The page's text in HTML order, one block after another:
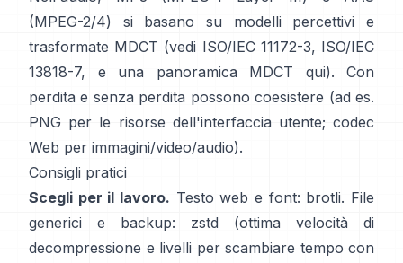
(MPEG-2/4) si basano su modelli percettivi e
trasformate MDCT (vedi ISO/IEC 11172-3, ISO/IEC
13818-7, e una panoramica MDCT qui). Con
perdita e senza perdita possono coesistere (ad es.
PNG per le risorse dell'interfaccia utente; codec
Web per immagini/video/audio).
Consigli pratici
Scegli per il lavoro. Testo web e font: brotli. File
generici e backup:
zstd
(ottima velocità di
decompressione e livelli per scambiare tempo con